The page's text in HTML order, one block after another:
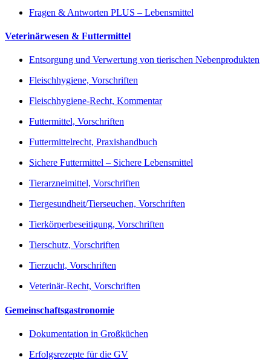
Fragen & Antworten PLUS – Lebensmittel
Veterinärwesen & Futtermittel
Entsorgung und Verwertung von tierischen Nebenprodukten
Fleischhygiene, Vorschriften
Fleischhygiene-Recht, Kommentar
Futtermittel, Vorschriften
Futtermittelrecht, Praxishandbuch
Sichere Futtermittel – Sichere Lebensmittel
Tierarzneimittel, Vorschriften
Tiergesundheit/Tierseuchen, Vorschriften
Tierkörperbeseitigung, Vorschriften
Tierschutz, Vorschriften
Tierzucht, Vorschriften
Veterinär-Recht, Vorschriften
Gemeinschaftsgastronomie
Dokumentation in Großküchen
Erfolgsrezepte für die GV